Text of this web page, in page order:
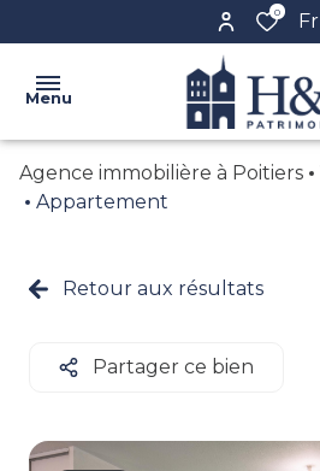
0 Fr
Menu
ACCUEIL
NOS
BIENS
CONFIEZ
BIEN
Agence immobilière à Poitiers
Appartement
Retour aux résultats
Partager ce bien